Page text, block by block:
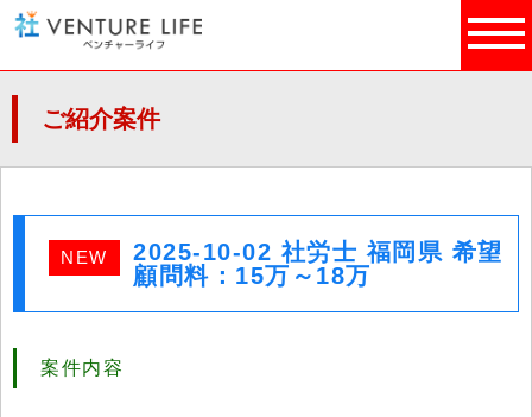
ご紹介案件
NEW
2025-10-02 社労士 福岡県 希望
顧問料：15万～18万
案件内容